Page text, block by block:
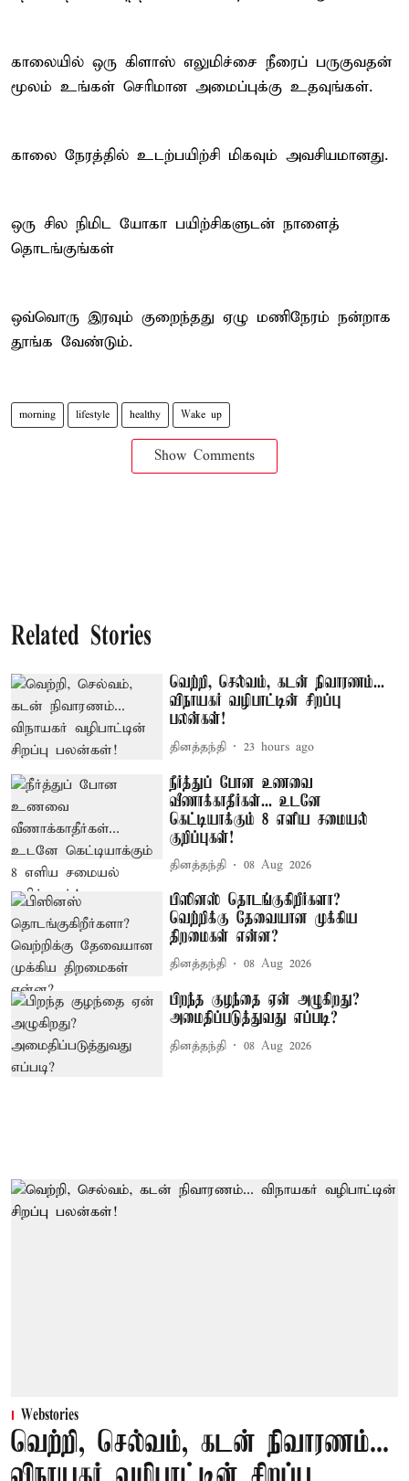
காலையில் ஒரு கிளாஸ் எலுமிச்சை நீரைப் பருகுவதன்
மூலம் உங்கள் செரிமான அமைப்புக்கு உதவுங்கள்.
காலை நேரத்தில் உடற்பயிற்சி மிகவும் அவசியமானது.
ஒரு சில நிமிட யோகா பயிற்சிகளுடன் நாளைத்
தொடங்குங்கள்
ஒவ்வொரு இரவும் குறைந்தது ஏழு மணிநேரம் நன்றாக
தூங்க வேண்டும்.
morning lifestyle healthy Wake up
Show Comments
Related Stories
வெற்றி, செல்வம், கடன் நிவாரணம்...
விநாயகர் வழிபாட்டின் சிறப்பு
பலன்கள்!
தினத்தந்தி 23 hours ago
நீர்த்துப் போன உணவை
வீணாக்காதீர்கள்... உடனே
கெட்டியாக்கும் 8 எளிய சமையல்
குறிப்புகள்!
தினத்தந்தி 08 Aug 2026
பிஸினஸ் தொடங்குகிறீர்களா?
வெற்றிக்கு தேவையான முக்கிய
திறமைகள் என்ன?
தினத்தந்தி 08 Aug 2026
பிறந்த குழந்தை ஏன் அழுகிறது?
அமைதிப்படுத்துவது எப்படி?
தினத்தந்தி 08 Aug 2026
Webstories
வெற்றி, செல்வம், கடன் நிவாரணம்...